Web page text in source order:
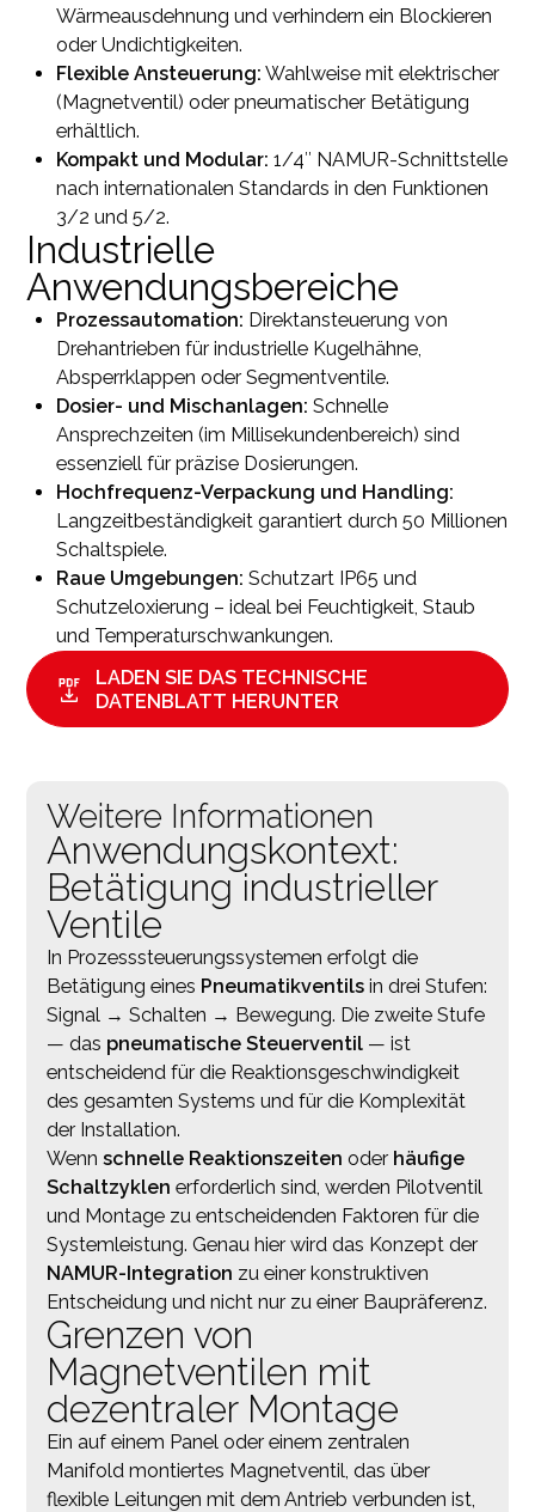
Wärmeausdehnung und verhindern ein Blockieren
oder Undichtigkeiten.
Flexible Ansteuerung: Wahlweise mit elektrischer
(Magnetventil) oder pneumatischer Betätigung
erhältlich.
Kompakt und Modular: 1/4″ NAMUR-Schnittstelle
nach internationalen Standards in den Funktionen
3/2 und 5/2.
Industrielle
Anwendungsbereiche
Prozessautomation: Direktansteuerung von
Drehantrieben für industrielle Kugelhähne,
Absperrklappen oder Segmentventile.
Dosier- und Mischanlagen: Schnelle
Ansprechzeiten (im Millisekundenbereich) sind
essenziell für präzise Dosierungen.
Hochfrequenz-Verpackung und Handling:
Langzeitbeständigkeit garantiert durch 50 Millionen
Schaltspiele.
Raue Umgebungen: Schutzart IP65 und
Schutzeloxierung – ideal bei Feuchtigkeit, Staub
und Temperaturschwankungen.
LADEN SIE DAS TECHNISCHE
DATENBLATT HERUNTER
Weitere Informationen
Anwendungskontext:
Betätigung industrieller
Ventile
In Prozesssteuerungssystemen erfolgt die
Betätigung eines Pneumatikventilsin drei Stufen:
Signal → Schalten → Bewegung. Die zweite Stufe
— das pneumatische Steuerventil— ist
entscheidend für die Reaktionsgeschwindigkeit
des gesamten Systems und für die Komplexität
der Installation.
Wenn schnelle Reaktionszeiten oder häufige
Schaltzyklen erforderlich sind, werden Pilotventil
und Montage zu entscheidenden Faktoren für die
Systemleistung. Genau hier wird das Konzept der
NAMUR-Integration zu einer konstruktiven
Entscheidung und nicht nur zu einer Baupräferenz.
Grenzen von
Magnetventilen mit
dezentraler Montage
Ein auf einem Panel oder einem zentralen
Manifold montiertes Magnetventil, das über
flexible Leitungen mit dem Antrieb verbunden ist,